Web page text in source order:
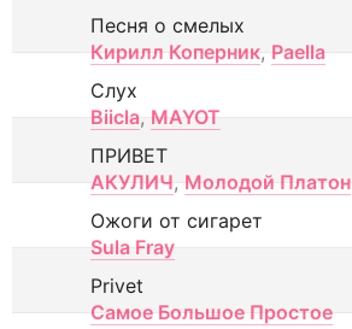
Песня о смелых
Кирилл Коперник, Paella
Слух
Biicla, MAYOT
ПРИВЕТ
АКУЛИЧ, Молодой Платон
Ожоги от сигарет
Sula Fray
Privet
Самое Большое Простое